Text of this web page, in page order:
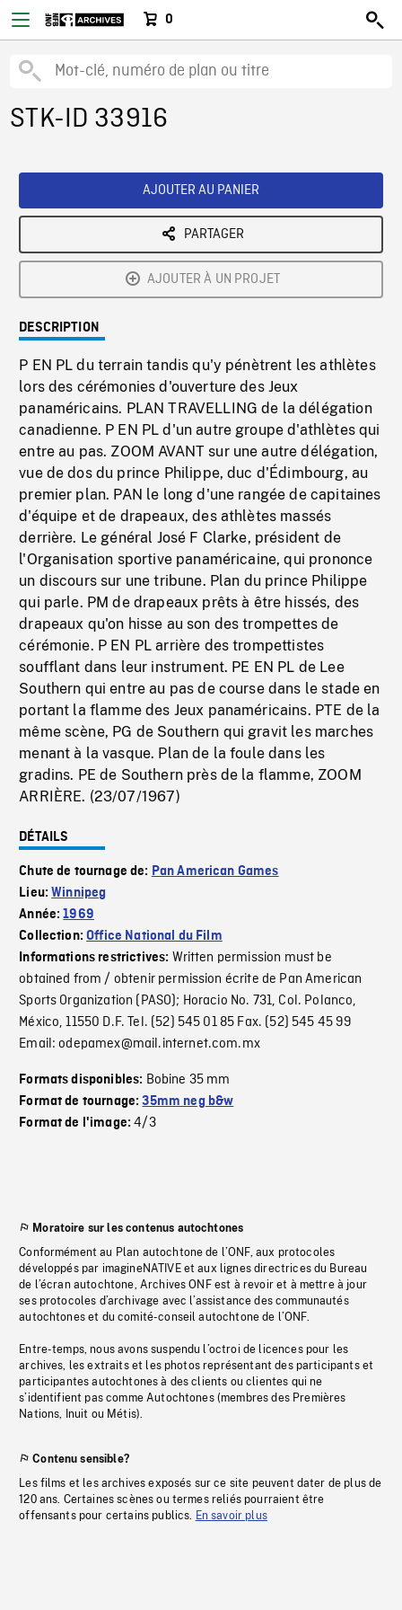
0
STK-ID 33916
AJOUTER AU PANIER
PARTAGER
AJOUTER À UN PROJET
DESCRIPTION
P EN PL du terrain tandis qu'y pénètrent les athlètes
lors des cérémonies d'ouverture des Jeux
panaméricains. PLAN TRAVELLING de la délégation
canadienne. P EN PL d'un autre groupe d'athlètes qui
entre au pas. ZOOM AVANT sur une autre délégation,
vue de dos du prince Philippe, duc d'Édimbourg, au
premier plan. PAN le long d'une rangée de capitaines
d'équipe et de drapeaux, des athlètes massés
derrière. Le général José F Clarke, président de
l'Organisation sportive panaméricaine, qui prononce
un discours sur une tribune. Plan du prince Philippe
qui parle. PM de drapeaux prêts à être hissés, des
drapeaux qu'on hisse au son des trompettes de
cérémonie. P EN PL arrière des trompettistes
soufflant dans leur instrument. PE EN PL de Lee
Southern qui entre au pas de course dans le stade en
portant la flamme des Jeux panaméricains. PTE de la
même scène, PG de Southern qui gravit les marches
menant à la vasque. Plan de la foule dans les
gradins. PE de Southern près de la flamme, ZOOM
ARRIÈRE. (23/07/1967)
DÉTAILS
Chute de tournage de: Pan American Games
Lieu:Winnipeg
Année:1969
Collection:Office National du Film
Informations restrictives: Written permission must be
obtained from / obtenir permission écrite de Pan American
Sports Organization (PASO); Horacio No. 731, Col. Polanco,
México, 11550 D.F. Tel. (52) 545 01 85 Fax. (52) 545 45 99
Email: odepamex@mail.internet.com.mx
Formats disponibles: Bobine 35 mm
Format de tournage:35mm neg b&w
Format de l'image:4/3
Moratoire sur les contenus autochtones
Conformément au Plan autochtone de l’ONF, aux protocoles
développés par imagineNATIVE et aux lignes directrices du Bureau
de l’écran autochtone, Archives ONF est à revoir et à mettre à jour
ses protocoles d’archivage avec l’assistance des communautés
autochtones et du comité-conseil autochtone de l’ONF.
Entre-temps, nous avons suspendu l’octroi de licences pour les
archives, les extraits et les photos représentant des participants et
participantes autochtones à des clients ou clientes qui ne
s’identifient pas comme Autochtones (membres des Premières
Nations, Inuit ou Métis).
Contenu sensible?
Les films et les archives exposés sur ce site peuvent dater de plus de
120 ans. Certaines scènes ou termes reliés pourraient être
offensants pour certains publics. En savoir plus